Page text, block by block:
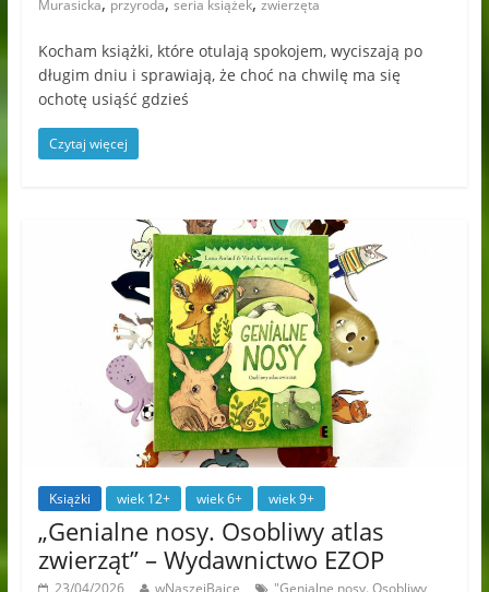
Murasicka przyroda seria książek zwierzęta
Kocham książki, które otulają spokojem, wyciszają po
długim dniu i sprawiają, że choć na chwilę ma się
ochotę usiąść gdzieś
Czytaj więcej
Książki wiek 12+ wiek 6+ wiek 9+
„Genialne nosy. Osobliwy atlas
zwierząt” – Wydawnictwo EZOP